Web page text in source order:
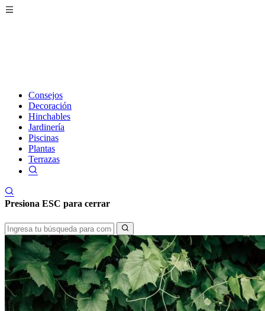
Consejos
Decoración
Hinchables
Jardinería
Piscinas
Plantas
Terrazas
Presiona ESC para cerrar